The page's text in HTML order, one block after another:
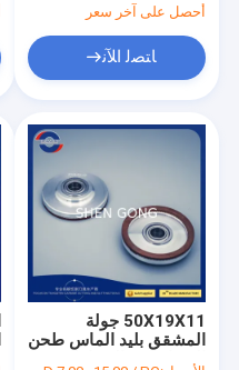
أحصل على آخر سعر
ﺎﺘﺼﻟ ﺍﻶﻧ
50X19X11 جولة
المشقق بليد الماس طحن
الحجارة مع المحامل